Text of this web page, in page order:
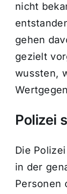
nicht
gehen
gezielt
wussten,
Polizei
Die
in der
Personen